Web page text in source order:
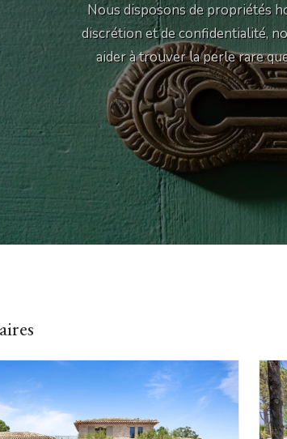
Nous disposons de propriétés
discrétion et de confidentialité,
aider à trouver la perle rare